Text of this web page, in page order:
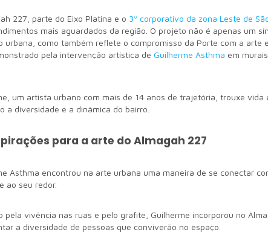
227, parte do Eixo Platina e o 3º corporativo da zona Leste de
mais aguardados da região. O projeto não é apenas um
urbana, como também reflete o compromisso da Porte com a arte
pela intervenção artística de Guilherme Asthma em
um artista urbano com mais de 14 anos de trajetória, trouxe vida
a diversidade e a dinâmica do bairro.
para a arte do Almagah 227
Asthma encontrou na arte urbana uma maneira de se conectar
ao seu redor.
pela vivência nas ruas e pelo grafite, Guilherme incorporou no
a diversidade de pessoas que conviverão no espaço.